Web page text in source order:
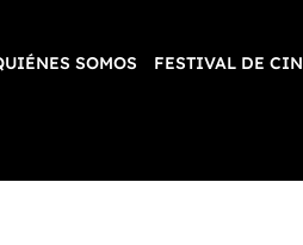
SOMOS FESTIVAL DE